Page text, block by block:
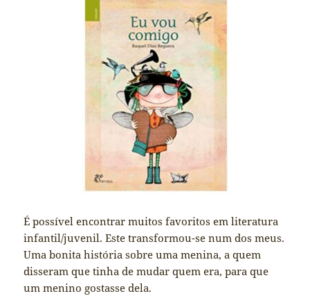
É possível encontrar muitos favoritos em literatura
infantil/juvenil. Este transformou-se num dos meus.
Uma bonita história sobre uma menina, a quem
disseram que tinha de mudar quem era, para que
um menino gostasse dela.